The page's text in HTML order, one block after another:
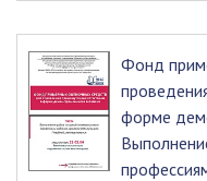
Фонд
форме